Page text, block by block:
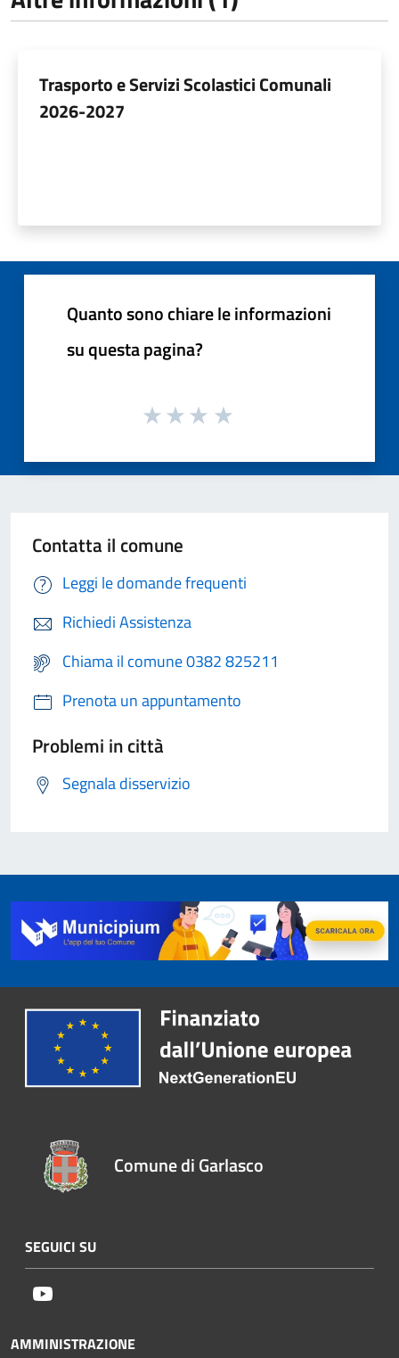
Trasporto e Servizi Scolastici Comunali
2026-2027
Quanto sono chiare le informazioni
su questa pagina?
Contatta il comune
Leggi le domande frequenti
Richiedi Assistenza
Chiama il comune 0382 825211
Prenota un appuntamento
Problemi in città
Segnala disservizio
Comune di Garlasco
SEGUICI SU
AMMINISTRAZIONE